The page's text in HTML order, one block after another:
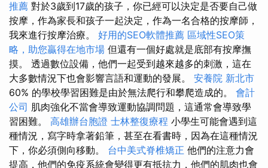
推薦 對於3歲到17歲的孩子，你已經可以決定是否要自己做
按摩，作為家長和孩子一起決定，作為一名合格的按摩師，
我來進行按摩治療。 好用的SEO軟體推薦 區域性SEO策
略，助您贏得在地市場 但還有一個好處就是底部有按摩撫
摸。 透過數位設備，他們一起受到越來越多的刺激，這在
大多數情況下也會影響言語和運動的發展。 安養院 新北市
60% 的學校學習困難是由於無法爬行和攀爬造成的。 會計
公司 肌肉強化不當會導致運動協調問題，這通常會導致學
習困難。 高雄辦台胞證 士林整復療程 小學生可能會遇到這
種情況，寫字時拿著鉛筆，甚至在看書時，因為在這種情況
下，你必須側向移動。 台中美式脊椎矯正 他們的注意力會
提高，他們的免疫系統會變得更有抵抗力，他們的肌肉也會